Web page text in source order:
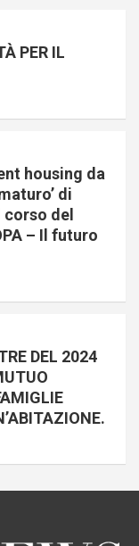
PER IL
housing da
di
corso del
– Il futuro
DEL 2024